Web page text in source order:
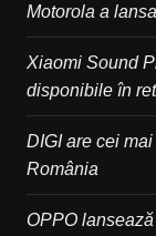
Motorola a
Xiaomi Sound
disponibile în
DIGI are cei
România
OPPO